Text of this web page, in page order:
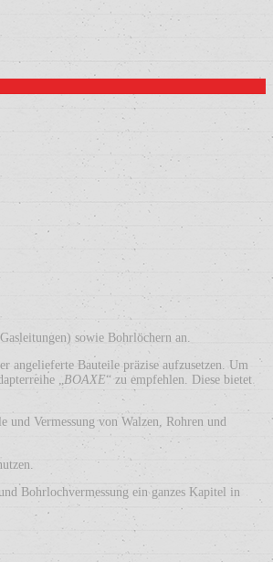
sowie Bohrlöchern an.
angelieferte Bauteile präzise aufzusetzen. Um
„BOAXE“ zu empfehlen. Diese bietet
Vermessung von Walzen, Rohren und
Bohrlochvermessung ein ganzes Kapitel in